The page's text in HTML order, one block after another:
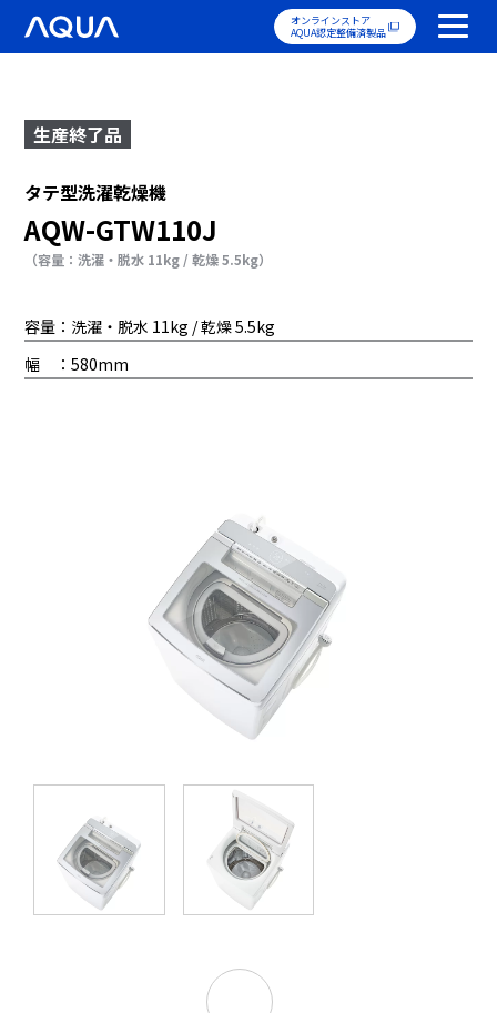
オンラインストア
AQUA認定整備済製品
生産終了品
タテ型洗濯乾燥機
AQW-GTW110J
（容量：洗濯・脱水 11kg / 乾燥 5.5kg）
容量：洗濯・脱水 11kg / 乾燥 5.5kg
幅 ：580mm